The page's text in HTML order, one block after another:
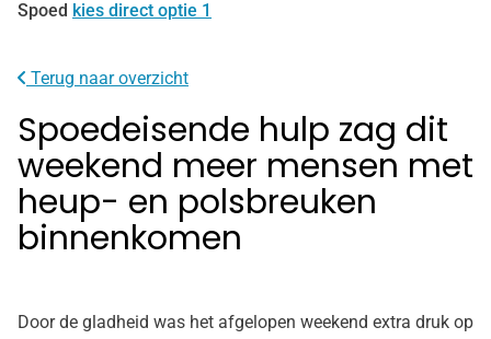
Spoed kies direct optie 1
Terug naar overzicht
Spoedeisende hulp zag dit
weekend meer mensen met
heup- en polsbreuken
binnenkomen
Door de gladheid was het afgelopen weekend extra druk op